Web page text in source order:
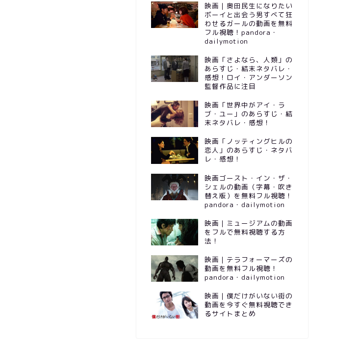
映画｜奥田民生になりたい
ボーイと出会う男すべて狂
わせるガールの動画を無料
フル視聴！pandora・
dailymotion
映画「さよなら、人類」の
あらすじ・結末ネタバレ・
感想！ロイ・アンダーソン
監督作品に注目
映画「世界中がアイ・ラ
ブ・ユー」のあらすじ・結
末ネタバレ・感想！
映画「ノッティングヒルの
恋人」のあらすじ・ネタバ
レ・感想！
映画ゴースト・イン・ザ・
シェルの動画（字幕・吹き
替え版）を無料フル視聴！
pandora・dailymotion
映画｜ミュージアムの動画
をフルで無料視聴する方
法！
映画｜テラフォーマーズの
動画を無料フル視聴！
pandora・dailymotion
映画｜僕だけがいない街の
動画を今すぐ無料視聴でき
るサイトまとめ